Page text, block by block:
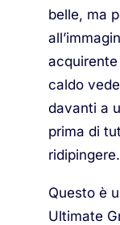
belle, ma
caldo
davanti a
prima di
ridipingere.
Questo è
Ultimate